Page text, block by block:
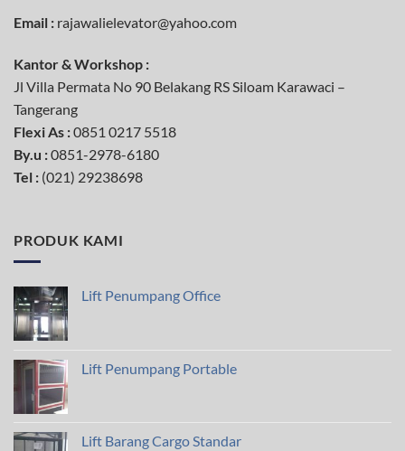
Email : rajawalielevator@yahoo.com
Kantor & Workshop :
Jl Villa Permata No 90 Belakang RS Siloam Karawaci –
Tangerang
Flexi As :0851 0217 5518
By.u :0851-2978-6180
Tel : (021) 29238698
PRODUK KAMI
Lift Penumpang Office
Lift Penumpang Portable
Lift Barang Cargo Standar